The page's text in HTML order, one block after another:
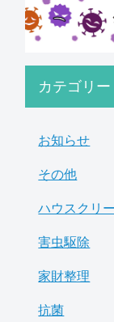
カテゴリー
お知らせ
その他
ハウスクリ
害虫駆除
家財整理
抗菌